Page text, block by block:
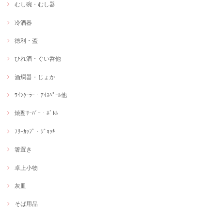
むし碗・むし器
冷酒器
徳利・盃
ひれ酒・ぐい呑他
酒燗器・じょか
ﾜｲﾝｸｰﾗｰ・ｱｲｽﾍﾟｰﾙ他
焼酎ｻｰﾊﾞｰ・ﾎﾞﾄﾙ
ﾌﾘｰｶｯﾌﾟ・ｼﾞｮｯｷ
箸置き
卓上小物
灰皿
そば用品